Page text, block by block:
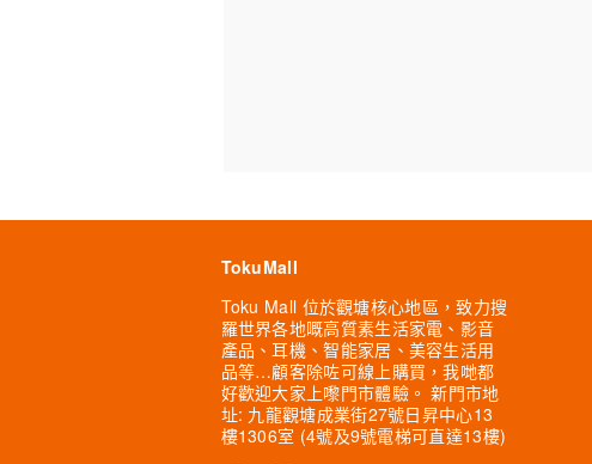
TokuMall
Toku Mall 位於觀塘核心地區，致力搜
羅世界各地嘅高質素生活家電、影音
產品、耳機、智能家居、美容生活用
品等…顧客除咗可線上購買，我哋都
好歡迎大家上嚟門市體驗。 新門市地
址: 九龍觀塘成業街27號日昇中心13
樓1306室 (4號及9號電梯可直達13樓)